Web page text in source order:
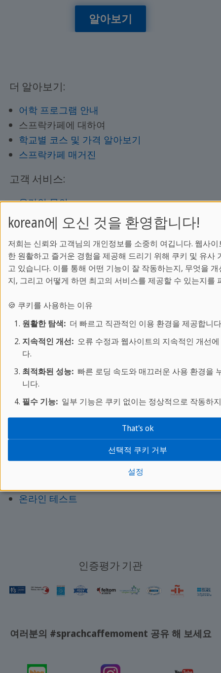
알아보기
더 알아보기:
어학 프로그램 안내
스프락카페에 대하여
학교별 코스 및 가격 알아보기
스프락카페 매거진
고객 서비스:
온라인 문의
문의처
FAQ
인기있는 도시:
런던(영어)
브라이튼(영어)
말라가(스페인어)
베이징
어학 프로그램:
청소년 어학연수
온라인 테스트
인증평가 기관
여러분의 #sprachcaffemoment 공유 해 보세요
korean에 오신 것을 환영합니다!
저희는 신뢰와 고객님의 개인정보를 소중히 여깁니다. 웹사
한 원활하고 즐거운 경험을 제공해 드리기 위해 쿠키 및 유사
고 있습니다. 이를 통해 어떤 기능이 잘 작동하는지, 무엇을
지, 그리고 어떻게 하면 최고의 서비스를 제공할 수 있는지를
🍪 쿠키를 사용하는 이유
원활한 탐색:더 빠르고 직관적인 이용 환경을 제공합니
지속적인 개선:오류 수정과 웹사이트의 지속적인 개선
다.
최적화된 성능:빠른 로딩 속도와 매끄러운 사용 환경을
니다.
필수 기능:일부 기능은 쿠키 없이는 정상적으로 작동하
설정
선택적 쿠키 거부
That's ok